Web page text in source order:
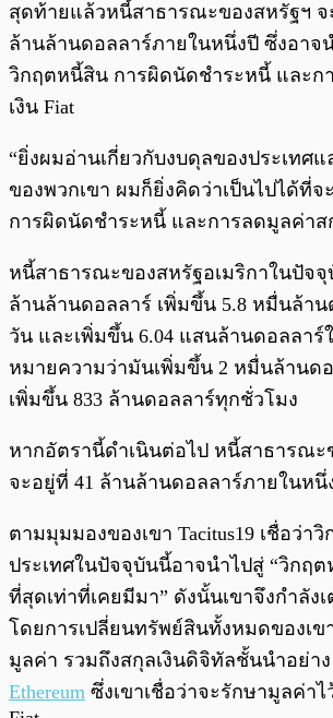
สุดท้ายแล้วหนี้สาธารณะของสหรัฐฯ จ
ล้านล้านดอลลาร์ภายในหนึ่งปี ซึ่งอาจ
วิกฤตหนี้สิน การผิดนัดชำระหนี้ และก
เงิน Fiat
“ยิ่งผมอ่านเกี่ยวกับงบดุลของประเทศ
ของพวกเขา ผมก็ยิ่งคิดว่าเป็นไปได้ที่
การผิดนัดชำระหนี้ และการลดมูลค่าส
หนี้สาธารณะของสหรัฐอเมริกาในปัจจุ
ล้านล้านดอลลาร์ เพิ่มขึ้น 5.8 หมื่นล้า
วัน และเพิ่มขึ้น 6.04 แสนล้านดอลลา
หมายความว่ามันเพิ่มขึ้น 2 หมื่นล้านด
เพิ่มขึ้น 833 ล้านดอลลาร์ทุกชั่วโมง
หากอัตรานี้ดำเนินต่อไป หนี้สาธารณะ
จะอยู่ที่ 41 ล้านล้านดอลลาร์ภายในหนึ่
ตามมุมมองของเขา Tacitus19 เชื่อว่า
ประเทศในปัจจุบันนี้อาจนำไปสู่ “วิกฤ
ที่สุดเท่าที่เคยมีมา” ดังนั้นเขาจึงกำลัง
โดยการเปลี่ยนทรัพย์สินทั้งหมดของเข
มูลค่า รวมถึงสกุลเงินดิจิทัลชั้นนำอย่าง
Ethereum ซึ่งเขาเชื่อว่าจะรักษามูลค่า